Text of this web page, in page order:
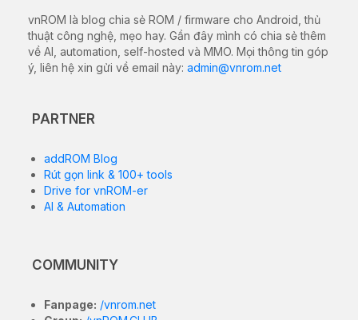
vnROM là blog chia sẻ ROM / firmware cho Android, thủ
thuật công nghệ, mẹo hay. Gần đây mình có chia sẻ thêm
về AI, automation, self-hosted và MMO. Mọi thông tin góp
ý, liên hệ xin gửi về email này: admin@vnrom.net
PARTNER
addROM Blog
Rút gọn link & 100+ tools
Drive for vnROM-er
AI & Automation
COMMUNITY
Fanpage: /vnrom.net